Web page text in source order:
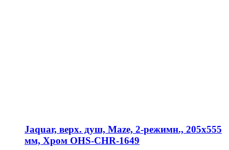
Jaquar, верх. душ, Maze, 2-режимн., 205х555
мм, Хром OHS-CHR-1649